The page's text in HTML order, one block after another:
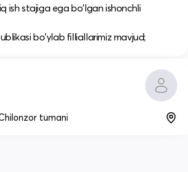
ish stajiga ega bo'lgan ishonchli
bo'ylab filliallarimiz mavjud;
tumani